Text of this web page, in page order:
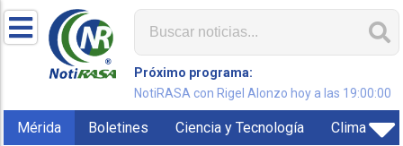
Próximo programa:
NotiRASA con Rigel Alonzo hoy a las 19:00:00
Mérida Boletines Ciencia y Tecnología Clima